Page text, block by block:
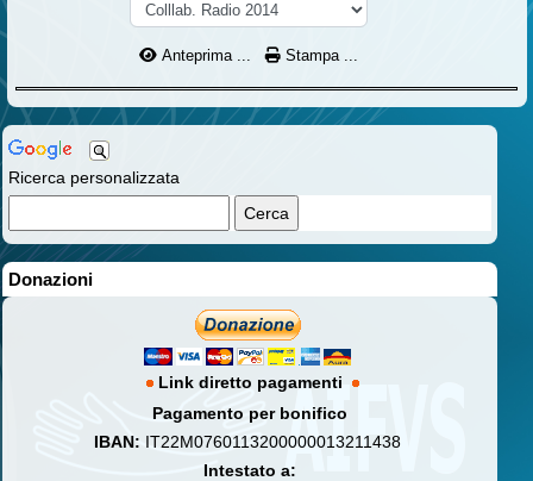
Ricerca personalizzata
Donazioni
Link diretto pagamenti
Pagamento per bonifico
IBAN: IT22M0760113200000013211438
Intestato a:
Anteprima ... Stampa ...